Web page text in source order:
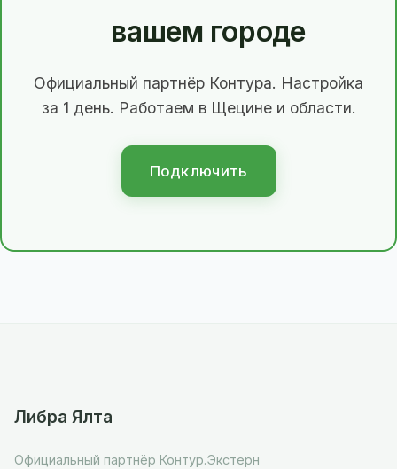
вашем городе
Официальный партнёр Контура. Настройка
за 1 день. Работаем в Щецине и области.
Подключить
Либра Ялта
Официальный партнёр Контур.Экстерн